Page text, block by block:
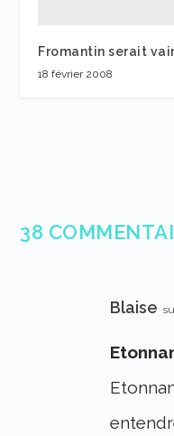
Fromantin serait
18 février 2008
38
Blaise